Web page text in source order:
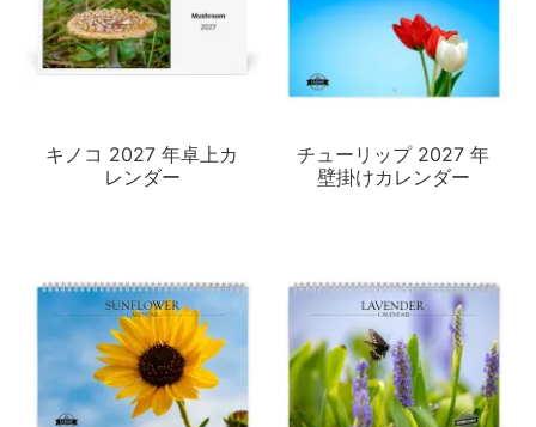
キノコ 2027 年卓上カ
レンダー
チューリップ 2027 年
壁掛けカレンダー